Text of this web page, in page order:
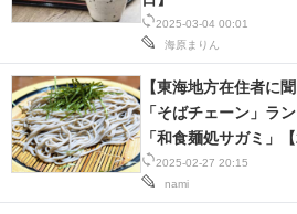
2025-03-04 00:01
海原まりん
2025-02-27 20:15
nami
【東海地方在住者に
「そばチェーン」ラ
「和食麺処サガミ」